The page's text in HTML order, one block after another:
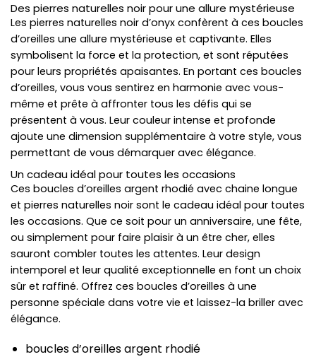
Des pierres naturelles noir pour une allure mystérieuse
Les pierres naturelles noir d’onyx confèrent à ces boucles
d’oreilles une allure mystérieuse et captivante. Elles
symbolisent la force et la protection, et sont réputées
pour leurs propriétés apaisantes. En portant ces boucles
d’oreilles, vous vous sentirez en harmonie avec vous-
même et prête à affronter tous les défis qui se
présentent à vous. Leur couleur intense et profonde
ajoute une dimension supplémentaire à votre style, vous
permettant de vous démarquer avec élégance.
Un cadeau idéal pour toutes les occasions
Ces boucles d’oreilles argent rhodié avec chaine longue
et pierres naturelles noir sont le cadeau idéal pour toutes
les occasions. Que ce soit pour un anniversaire, une fête,
ou simplement pour faire plaisir à un être cher, elles
sauront combler toutes les attentes. Leur design
intemporel et leur qualité exceptionnelle en font un choix
sûr et raffiné. Offrez ces boucles d’oreilles à une
personne spéciale dans votre vie et laissez-la briller avec
élégance.
boucles d’oreilles argent rhodié